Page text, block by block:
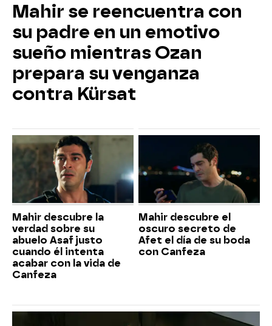
Mahir se reencuentra con
su padre en un emotivo
sueño mientras Ozan
prepara su venganza
contra Kürsat
Mahir descubre la
verdad sobre su
abuelo Asaf justo
cuando él intenta
acabar con la vida de
Canfeza
Mahir descubre el
oscuro secreto de
Afet el día de su boda
con Canfeza